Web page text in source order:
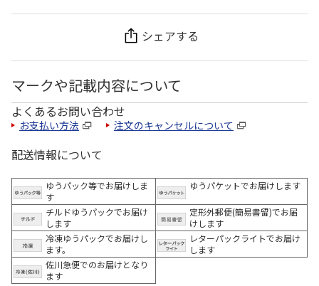
シェアする
マークや記載内容について
よくあるお問い合わせ
お支払い方法 注文のキャンセルについて
配送情報について
ゆうパック等でお届けしま
す
ゆうパケットでお届けします
チルドゆうパックでお届け
します
定形外郵便(簡易書留)でお届
けします
冷凍ゆうパックでお届けし
ます。
レターパックライトでお届け
します
佐川急便でのお届けとなり
ます